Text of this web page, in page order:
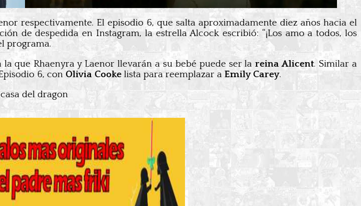
respectivamente. El episodio 6, que salta aproximadamente diez años hacia el
de despedida en Instagram, la estrella Alcock escribió: “¡Los amo a todos, los
programa.
que Rhaenyra y Laenor llevarán a su bebé puede ser lareina Alicent. Similar a
6, con Olivia Cooke lista para reemplazar a Emily Carey.